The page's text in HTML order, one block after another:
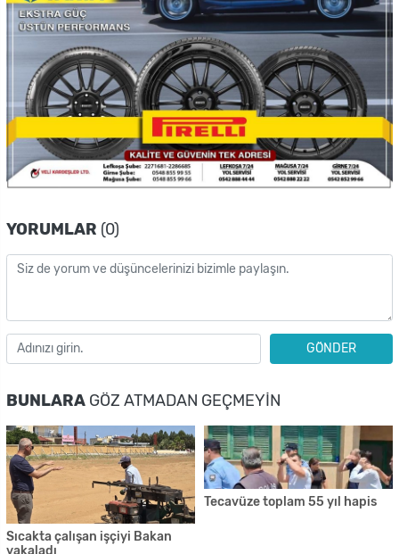
YORUMLAR (0)
GÖNDER
BUNLARA GÖZ ATMADAN GEÇMEYIN
Sıcakta çalışan işçiyi Bakan
Tecavüze toplam 55 yıl hapis